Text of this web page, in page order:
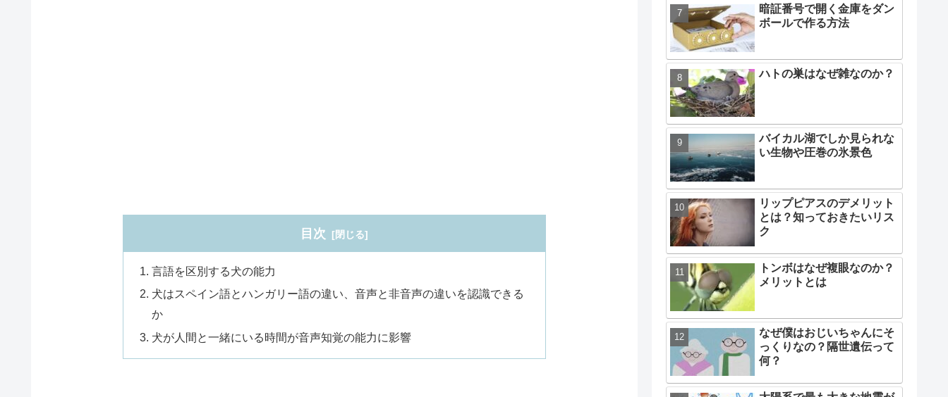
目次
言語を区別する犬の能力
犬はスペイン語とハンガリー語の違い、音声と非音声の違いを認識できる
か
犬が人間と一緒にいる時間が音声知覚の能力に影響
暗証番号で開く金庫をダン
ボールで作る方法
ハトの巣はなぜ雑なのか？
バイカル湖でしか見られな
い生物や圧巻の氷景色
リップピアスのデメリット
とは？知っておきたいリス
ク
トンボはなぜ複眼なのか？
メリットとは
なぜ僕はおじいちゃんにそ
っくりなの？隔世遺伝って
何？